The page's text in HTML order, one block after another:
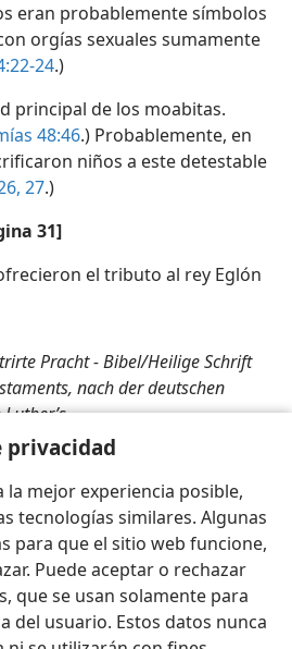
privacidad
la mejor experiencia posible,
tecnologías similares. Algunas
para que el sitio web funcione,
Puede aceptar o rechazar
que se usan solamente para
del usuario. Estos datos nunca
eran probablemente símbolos
orgías sexuales sumamente
24.)
principal de los moabitas.
48:46.) Probablemente, en
niños a este detestable
27.)
31]
el tributo al rey Eglón
Pracht - Bibel/Heilige Schrift
nach der deutschen
Compartir Configuración
Bible and Tract Society of Pennsylvania
uso
Política de privacidad
JW.ORG Iniciar sesión